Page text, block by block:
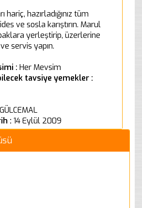
hariç, hazırladığınız tüm
ve sosla karıştırın. Marul
yerleştirip, üzerlerine
servis yapın.
: Her Mevsim
tavsiye yemekler :
: 14 Eylül 2009